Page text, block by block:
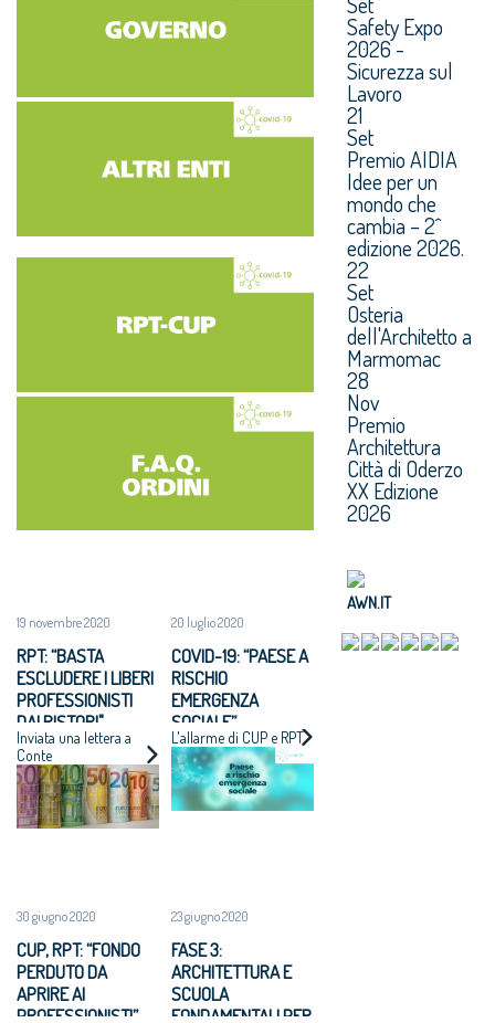
19 novembre 2020
RPT: “BASTA
ESCLUDERE I LIBERI
PROFESSIONISTI
DAI RISTORI"
Inviata una lettera a
Conte
20 luglio 2020
COVID-19: “PAESE A
RISCHIO
EMERGENZA
SOCIALE”
L'allarme di CUP e RPT
30 giugno 2020
CUP, RPT: “FONDO
PERDUTO DA
APRIRE AI
PROFESSIONISTI”
23 giugno 2020
FASE 3:
ARCHITETTURA E
SCUOLA
FONDAMENTALI PER
Safety Expo
2026 -
Sicurezza sul
Lavoro
21
Set
Premio AIDIA
Idee per un
mondo che
cambia – 2^
edizione 2026.
22
Set
Osteria
dell'Architetto a
Marmomac
28
Nov
Premio
Architettura
Città di Oderzo
XX Edizione
2026
AWN.IT